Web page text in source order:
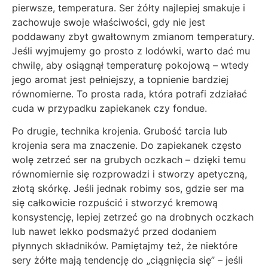
pierwsze, temperatura. Ser żółty najlepiej smakuje i
zachowuje swoje właściwości, gdy nie jest
poddawany zbyt gwałtownym zmianom temperatury.
Jeśli wyjmujemy go prosto z lodówki, warto dać mu
chwilę, aby osiągnął temperaturę pokojową – wtedy
jego aromat jest pełniejszy, a topnienie bardziej
równomierne. To prosta rada, która potrafi zdziałać
cuda w przypadku zapiekanek czy fondue.
Po drugie, technika krojenia. Grubość tarcia lub
krojenia sera ma znaczenie. Do zapiekanek często
wolę zetrzeć ser na grubych oczkach – dzięki temu
równomiernie się rozprowadzi i stworzy apetyczną,
złotą skórkę. Jeśli jednak robimy sos, gdzie ser ma
się całkowicie rozpuścić i stworzyć kremową
konsystencję, lepiej zetrzeć go na drobnych oczkach
lub nawet lekko podsmażyć przed dodaniem
płynnych składników. Pamiętajmy też, że niektóre
sery żółte mają tendencję do „ciągnięcia się” – jeśli